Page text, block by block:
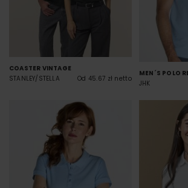
COASTER VINTAGE
STANLEY/STELLA
Od 45.67 zł netto
MEN´S POLO
JHK